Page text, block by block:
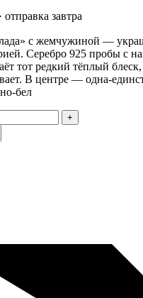
завтра
с жемчужиной —
Серебро 925 пробы с
тот редкий тёплый
В центре — одна-
бел
+